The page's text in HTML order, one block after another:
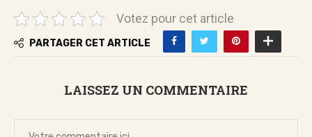
Votez pour cet article
PARTAGER CET ARTICLE
LAISSEZ UN COMMENTAIRE